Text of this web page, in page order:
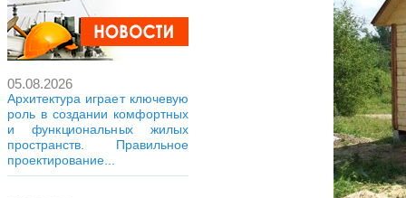
05.08.2026
Архитектура играет ключевую
роль в создании комфортных
и функциональных жилых
пространств. Правильное
проектирование...